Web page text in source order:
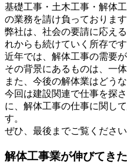
基礎工事・土木工事・解体
の業務を請け負っております
弊社は、社会の要請に応え
れからも続けていく所存です
近年では、解体工事の需要
その背景にあるものは、一
また、今後の解体業はどう
今回は建設関連で仕事を探
に、解体工事の仕事に関し
す。
ぜひ、最後までご覧ください
解体工事業が伸びてき